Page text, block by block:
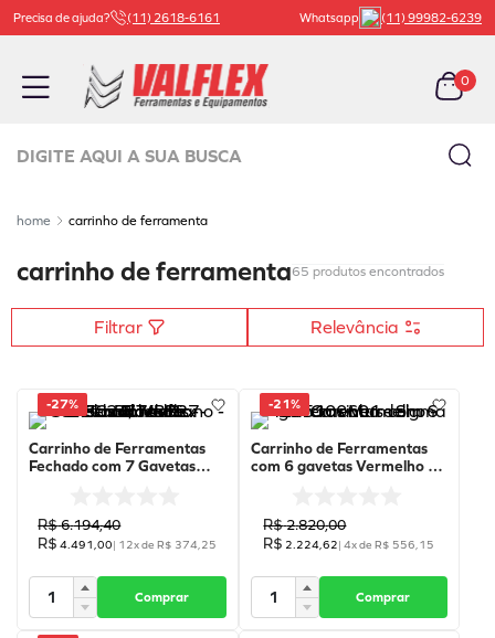
Precisa de ajuda? (11) 2618-6161 Whatsapp (11) 99982-6239
0
carrinho de ferramenta
carrinho de ferramenta65 produtos
Filtrar Relevância
-27%
Carrinho de Ferramentas
Fechado com 7 Gavetas
R$6.194,40
R$ 4.491,00| 12x deR$ 374,25
Comprar
-21%
Carrinho de Ferramentas
com 6 gavetas Vermelho -
R$2.820,00
R$ 2.224,62|4x deR$ 556,15
Comprar
TERMOS MAIS BUSCADOS
2º
bachert
macaco
beta
º
vaselina
º
borracharia
cola preta
refil
calibrador